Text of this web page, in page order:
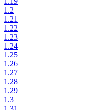
1.2
1.21
1.22
1.23
1.24
1.25
1.26
1.27
1.28
1.29
1.3
1.31